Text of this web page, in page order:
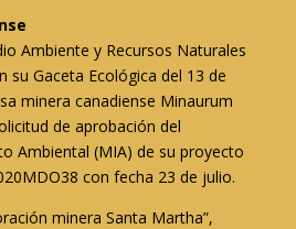
Ambiente y Recursos Naturales
su Gaceta Ecológica del 13 de
minera canadiense Minaurum
de aprobación del
Ambiental (MIA) de su proyecto
con fecha 23 de julio.
minera Santa Martha”,